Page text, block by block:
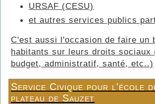
URSAF (CESU)
et autres services publics
C'est aussi l'occasion de faire un
habitants sur leurs droits sociaux
budget, administratif, santé, etc..)
Service Civique pour l'école
plateau de Sauzet